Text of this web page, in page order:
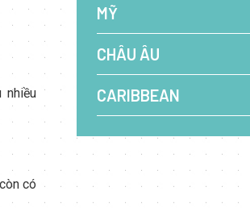
nhiều
có
MỸ
CHÂU ÂU
CARIBBEAN